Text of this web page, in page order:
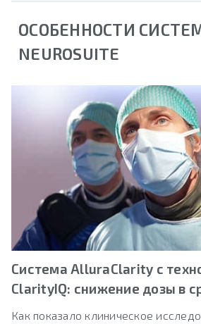
ОСОБЕННОСТИ
NEUROSUITE
Система AlluraClarity с
ClarityIQ: снижение дозы в
Как показало клиническое